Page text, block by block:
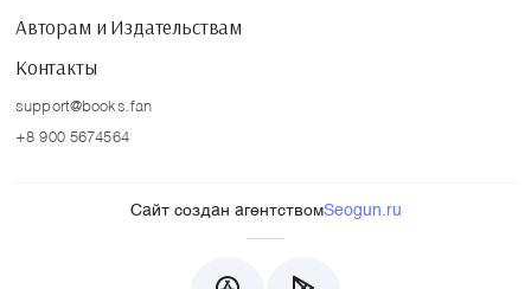
Авторам и Издательствам
Контакты
support@books.fan
+8 900 5674564
Сайт создан агентствомSeogun.ru